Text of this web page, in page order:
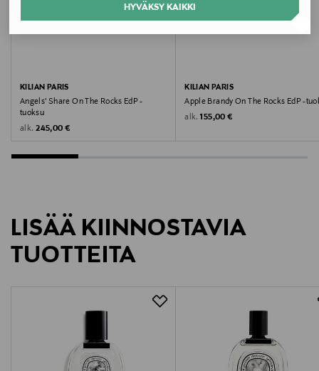
HYVÄKSY KAIKKI
Valmistajan tuotenumero
N55L010000
Hämeentie 15, 00500, Helsinki, Finland
Digitaalinen osoite
Kilian Paris, hajuvesi, tuoksu, täyttöpakkaus,
kosmetiikka
KILIAN PARIS
Angels' Share On The Rocks EdP -
tuoksu
alk. Original Price
245,00 €
KILIAN PARIS
Apple Brandy On The Rocks EdP -
alk. Original Price
155,00 €
LISÄÄ KIINNOSTAVIA
TUOTTEITA